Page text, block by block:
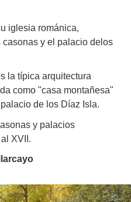
iglesia románica,
y el palacio delos
la típica arquitectura
como "casa montañesa"
de los Díaz Isla.
y palacios
XVII.